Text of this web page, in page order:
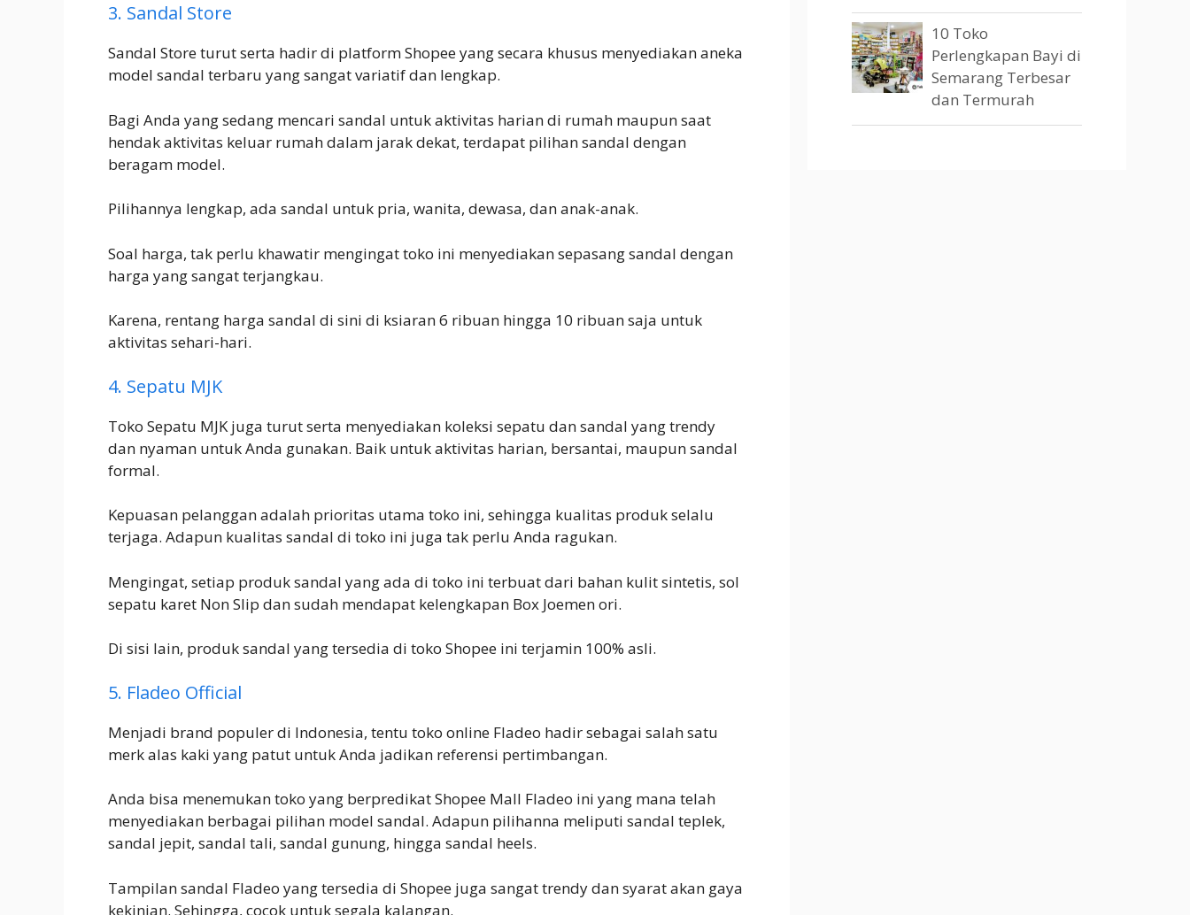
3. Sandal Store
Sandal Store turut serta hadir di platform Shopee yang secara khusus menyediakan aneka
model sandal terbaru yang sangat variatif dan lengkap.
Bagi Anda yang sedang mencari sandal untuk aktivitas harian di rumah maupun saat
hendak aktivitas keluar rumah dalam jarak dekat, terdapat pilihan sandal dengan
beragam model.
Pilihannya lengkap, ada sandal untuk pria, wanita, dewasa, dan anak-anak.
Soal harga, tak perlu khawatir mengingat toko ini menyediakan sepasang sandal dengan
harga yang sangat terjangkau.
Karena, rentang harga sandal di sini di ksiaran 6 ribuan hingga 10 ribuan saja untuk
aktivitas sehari-hari.
4. Sepatu MJK
Toko Sepatu MJK juga turut serta menyediakan koleksi sepatu dan sandal yang trendy
dan nyaman untuk Anda gunakan. Baik untuk aktivitas harian, bersantai, maupun sandal
formal.
Kepuasan pelanggan adalah prioritas utama toko ini, sehingga kualitas produk selalu
terjaga. Adapun kualitas sandal di toko ini juga tak perlu Anda ragukan.
Mengingat, setiap produk sandal yang ada di toko ini terbuat dari bahan kulit sintetis, sol
sepatu karet Non Slip dan sudah mendapat kelengkapan Box Joemen ori.
Di sisi lain, produk sandal yang tersedia di toko Shopee ini terjamin 100% asli.
5. Fladeo Official
Menjadi brand populer di Indonesia, tentu toko online Fladeo hadir sebagai salah satu
merk alas kaki yang patut untuk Anda jadikan referensi pertimbangan.
Anda bisa menemukan toko yang berpredikat Shopee Mall Fladeo ini yang mana telah
menyediakan berbagai pilihan model sandal. Adapun pilihanna meliputi sandal teplek,
sandal jepit, sandal tali, sandal gunung, hingga sandal heels.
Tampilan sandal Fladeo yang tersedia di Shopee juga sangat trendy dan syarat akan gaya
kekinian. Sehingga, cocok untuk segala kalangan.
10 Toko
Perlengkapan Bayi di
Semarang Terbesar
dan Termurah